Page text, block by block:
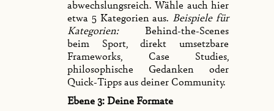
abwechslungsreich. Wähle auch hier
etwa 5 Kategorien aus. Beispiele für
Kategorien:Behind-the-Scenes
beim Sport, direkt umsetzbare
Frameworks, Case Studies,
philosophische Gedanken oder
Quick-Tipps aus deiner Community.
Ebene 3: Deine Formate